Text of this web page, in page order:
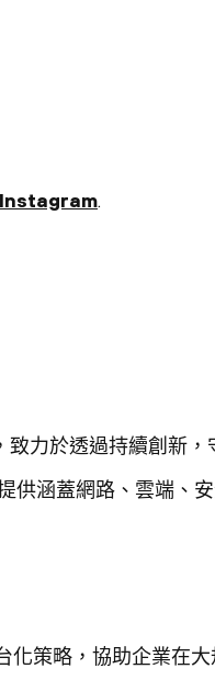
Instagram.
力於透過持續創新，
供涵蓋網路、雲端、
策略，協助企業在